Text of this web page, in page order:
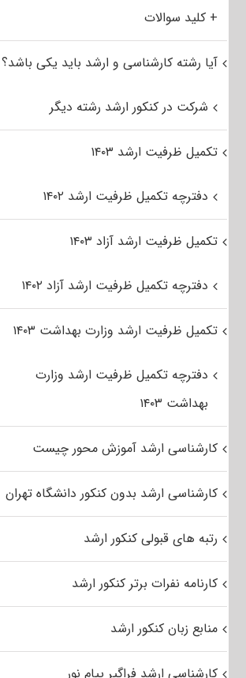
+ کلید سوالات
آیا رشته کارشناسی و ارشد باید یکی باشد؟
شرکت در کنکور ارشد رشته دیگر
تکمیل ظرفیت ارشد ۱۴۰۳
دفترچه تکمیل ظرفیت ارشد ۱۴۰۲
تکمیل ظرفیت ارشد آزاد ۱۴۰۳
دفترچه تکمیل ظرفیت ارشد آزاد ۱۴۰۲
تکمیل ظرفیت ارشد وزارت بهداشت ۱۴۰۳
دفترچه تکمیل ظرفیت ارشد وزارت
بهداشت ۱۴۰۳
کارشناسی ارشد آموزش محور چیست
کارشناسی ارشد بدون کنکور دانشگاه تهران
رتبه های قبولی کنکور ارشد
کارنامه نفرات برتر کنکور ارشد
منابع زبان کنکور ارشد
کارشناسی ارشد فراگیر پیام نور